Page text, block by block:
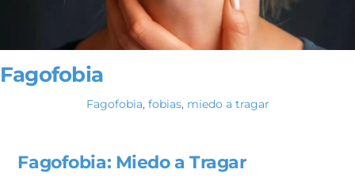
Fagofobia
Fagofobia, fobias, miedo a tragar
Fagofobia: Miedo a Tragar